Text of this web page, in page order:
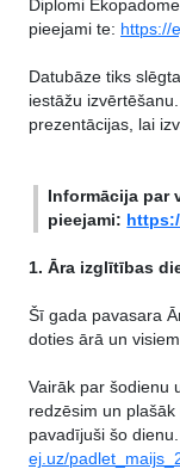
Diplomi
pieejami te: https://
Datubāze tiks
iestāžu
prezentācijas, lai
Informācija par
pieejami:
1. Āra izglītības
Šī gada pavasara
doties ārā un
Vairāk par šodienu
redzēsim un
pavadījuši šo
ej.uz/